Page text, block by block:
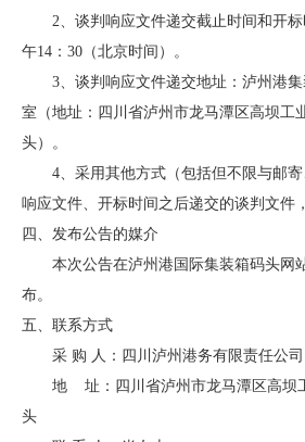
2、谈判响应文件递交截止时间和开
午14：30（北京时间）。
3、谈判响应文件递交地址：泸州港
室（地址：四川省泸州市龙马潭区高坝工
头）。
4、采用其他方式（包括但不限与邮
响应文件、开标时间之后递交的谈判文件
四、发布公告的媒介
本次公告在泸州港国际集装箱码头网
布。
五、联系方式
采 购 人：四川泸州港务有限责任公司
地 址：四川省泸州市龙马潭区高坝
头